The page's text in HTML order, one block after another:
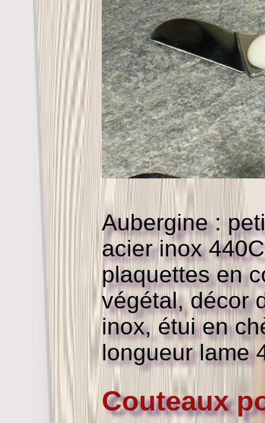
Aubergine :
acier inox
plaquettes en
végétal, décor
inox, étui en
longueur lame
Couteaux